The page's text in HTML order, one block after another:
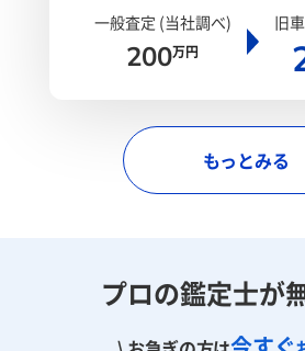
一般査定 (当社調べ)
200万円
旧
もっとみる
プロの鑑定士が